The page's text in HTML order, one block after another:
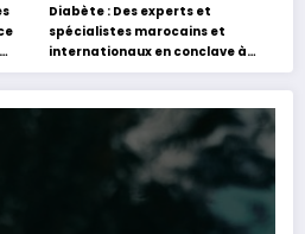
Diabète : Des experts et
spécialistes marocains et
internationaux en conclave à
Tanger